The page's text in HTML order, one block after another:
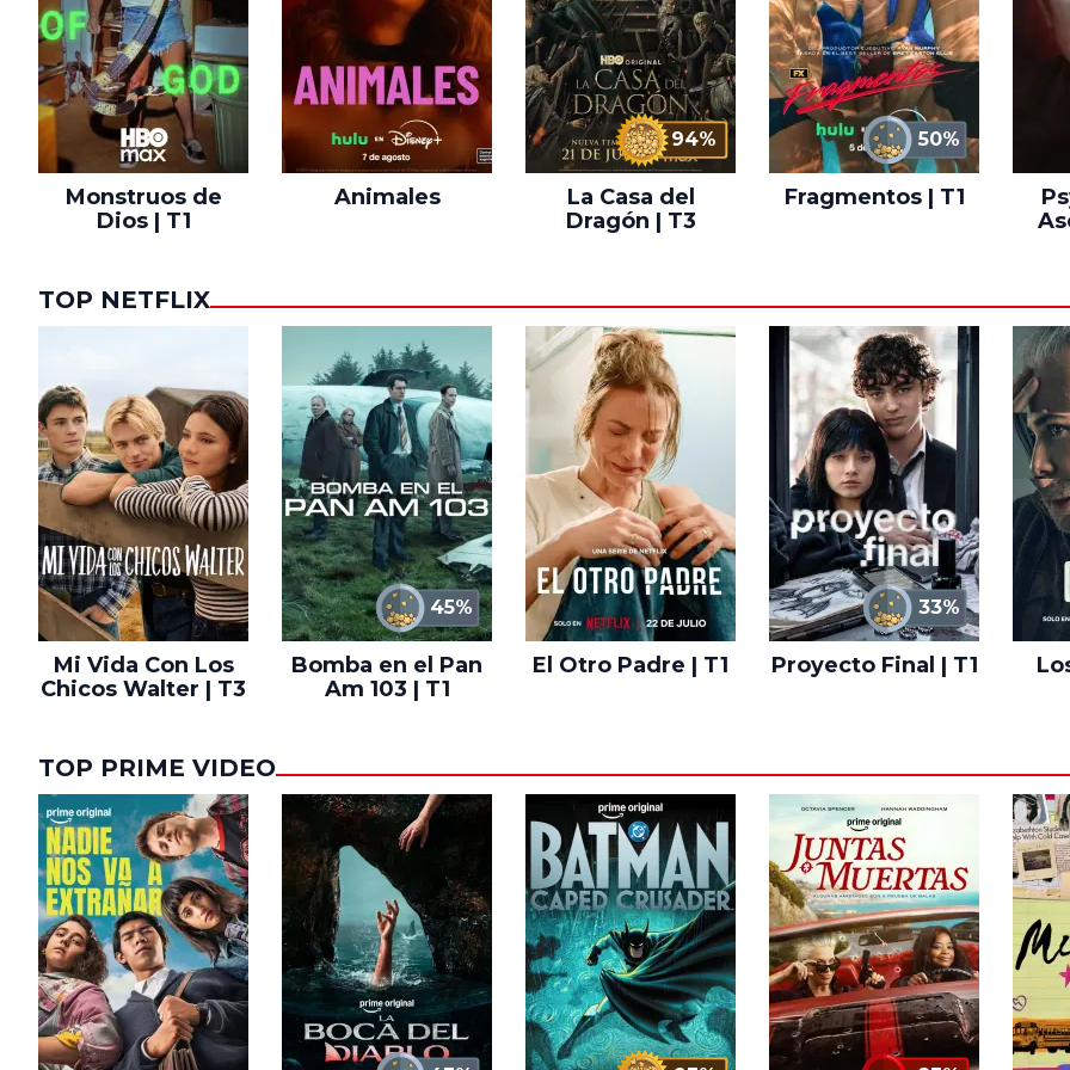
Monstruos de
Dios | T1
Animales
94%
La Casa del
Dragón | T3
50%
Fragmentos | T1
TOP NETFLIX
Mi Vida Con Los
Chicos Walter | T3
45%
Bomba en el Pan
Am 103 | T1
El Otro Padre | T1
33%
Proyecto Final | T1
TOP PRIME VIDEO